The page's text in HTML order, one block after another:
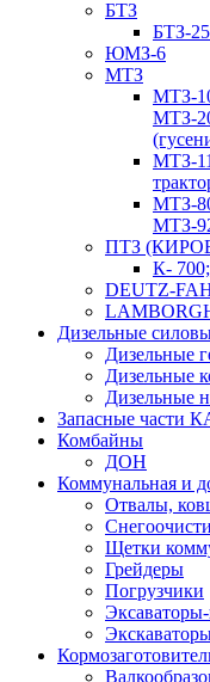
БТЗ
БТЗ-
ЮМЗ-6
МТЗ
МТЗ-
МТЗ-
МТЗ-
МТЗ-
МТЗ-
ПТЗ
К-
DEUTZ-
Дизельные
Дизельные
Дизельные
Дизельные
Запасные части
Комбайны
ДОН
Коммунальная и
Отвалы,
Щетки
Грейдеры
Погрузчики